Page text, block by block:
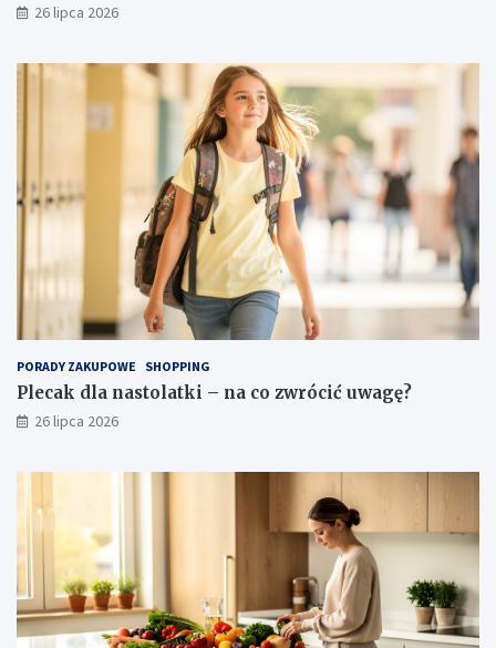
26 lipca 2026
PORADY ZAKUPOWE SHOPPING
Plecak dla nastolatki – na co zwrócić uwagę?
26 lipca 2026